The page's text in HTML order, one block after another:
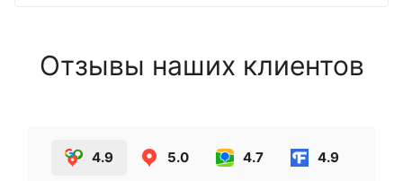
Отзывы наших клиентов
4.9 5.0 4.7 4.9